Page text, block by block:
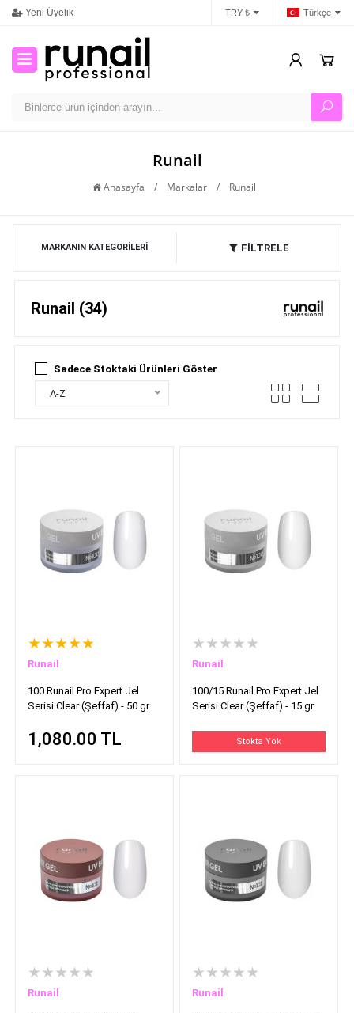
Yeni Üyelik TRY ₺ Türkçe
Runail
Anasayfa / Markalar / Runail
MARKANIN KATEGORILERI FİLTRELE
Runail (34)
Sadece Stoktaki Ürünleri Göster
A-Z
★★★★★
Runail
100 Runail Pro Expert Jel
Serisi Clear (Şeffaf) - 50 gr
1,080.00 TL
★★★★★
Runail
100/15 Runail Pro Expert Jel
Serisi Clear (Şeffaf) - 15 gr
Stokta Yok
★★★★★
Runail
★★★★★
Runail